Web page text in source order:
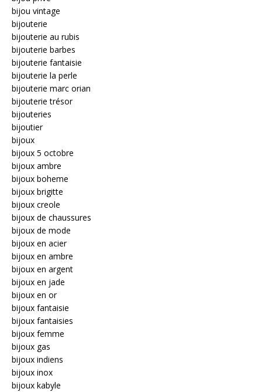
bijou vintage
bijouterie
bijouterie au rubis
bijouterie barbes
bijouterie fantaisie
bijouterie la perle
bijouterie marc orian
bijouterie trésor
bijouteries
bijoutier
bijoux
bijoux 5 octobre
bijoux ambre
bijoux boheme
bijoux brigitte
bijoux creole
bijoux de chaussures
bijoux de mode
bijoux en acier
bijoux en ambre
bijoux en argent
bijoux en jade
bijoux en or
bijoux fantaisie
bijoux fantaisies
bijoux femme
bijoux gas
bijoux indiens
bijoux inox
bijoux kabyle